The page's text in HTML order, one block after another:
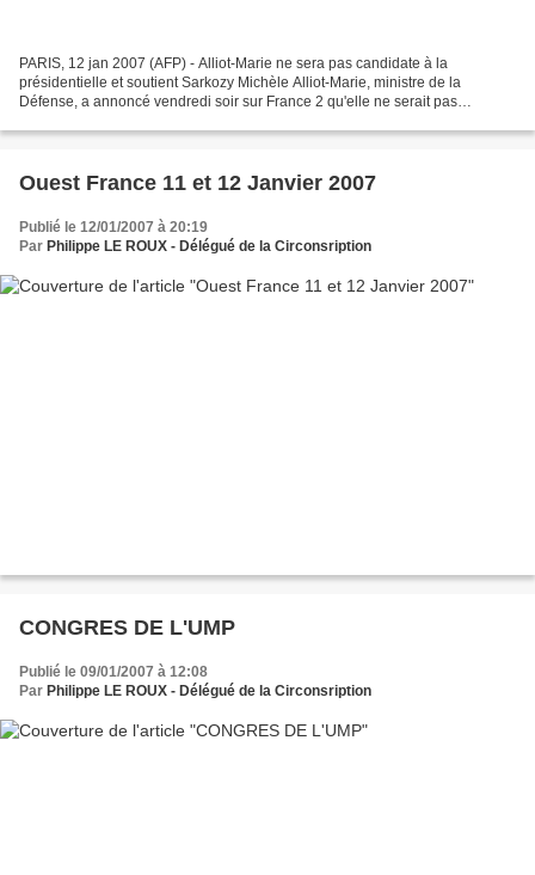
PARIS, 12 jan 2007 (AFP) - Alliot-Marie ne sera pas candidate à la
présidentielle et soutient Sarkozy Michèle Alliot-Marie, ministre de la
Défense, a annoncé vendredi soir sur France 2 qu'elle ne serait pas
Ouest France 11 et 12 Janvier 2007
Publié le 12/01/2007 à 20:19
Par Philippe LE ROUX - Délégué de la Circonsription
CONGRES DE L'UMP
Publié le 09/01/2007 à 12:08
Par Philippe LE ROUX - Délégué de la Circonsription